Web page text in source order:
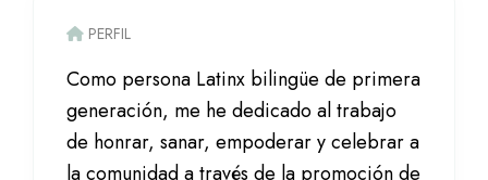
PERFIL
Como persona Latinx bilingüe de primera
generación, me he dedicado al trabajo
de honrar, sanar, empoderar y celebrar a
la comunidad a través de la promoción de